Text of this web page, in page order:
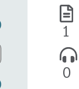
1
0